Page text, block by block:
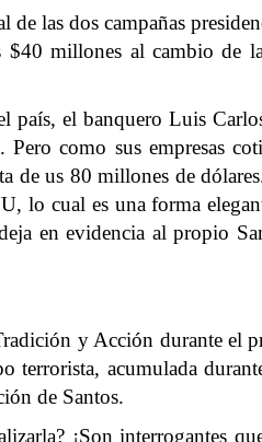
las dos campañas
millones al cambio de
el banquero Luis
como sus empresas
us 80 millones de
lo cual es una forma
en evidencia al propio
y Acción durante el
acumulada
de Santos.
¡Son interrogantes